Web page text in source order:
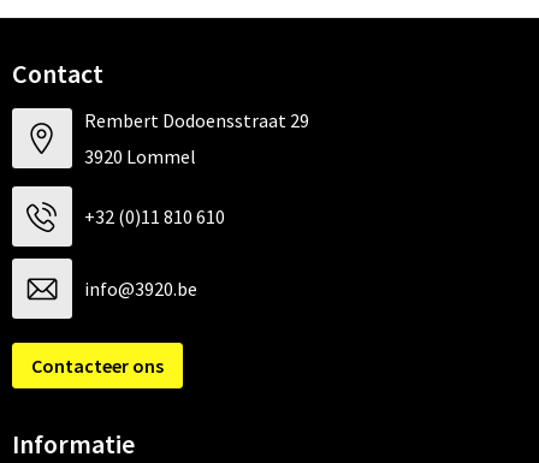
Contact
Rembert Dodoensstraat 29
3920 Lommel
+32 (0)11 810 610
info@3920.be
Contacteer ons
Informatie